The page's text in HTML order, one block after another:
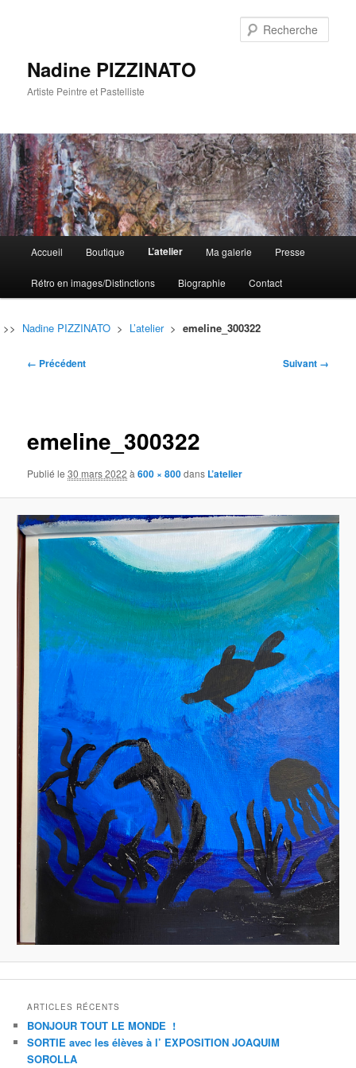
Nadine PIZZINATO
Artiste Peintre et Pastelliste
principal
Aller
au
contenu
principal
Aller
au
contenu
secondaire
Accueil Boutique L’atelier Ma galerie Presse
Rétro en images/Distinctions Biographie Contact
>> Nadine PIZZINATO > L’atelier> emeline_300322
Navigation
← Précédent Suivant →
emeline_300322
Publié le30 mars 2022 à600 × 800dans L’atelier
ARTICLES RÉCENTS
BONJOUR TOUT LE MONDE !
SORTIE avec les élèves à l’ EXPOSITION JOAQUIM
SOROLLA